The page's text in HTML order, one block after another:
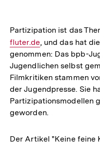
Partizipation ist das
fluter.de, und das hat
genommen: Das bpb-
Jugendlichen selbst
Filmkritiken stammen
der Jugendpresse. Sie
Partizipationsmodellen
geworden.
Der Artikel "Keine feine